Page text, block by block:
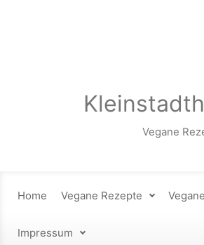
Vegane
Home Vegane Rezepte
Impressum